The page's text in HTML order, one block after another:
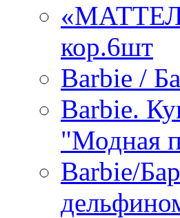
кор.6шт
Barbie /
Barbie.
"Модная
Barbie/